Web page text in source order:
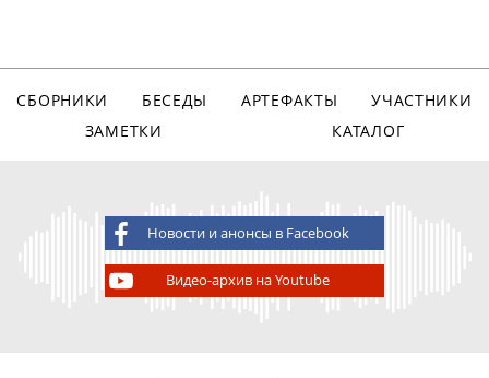
СБОРНИКИ БЕСЕДЫ АРТЕФАКТЫ
УЧАСТНИКИ
ЗАМЕТКИ
КАТАЛОГ
Новости и анонсы в Facebook
Видео-архив на Youtube